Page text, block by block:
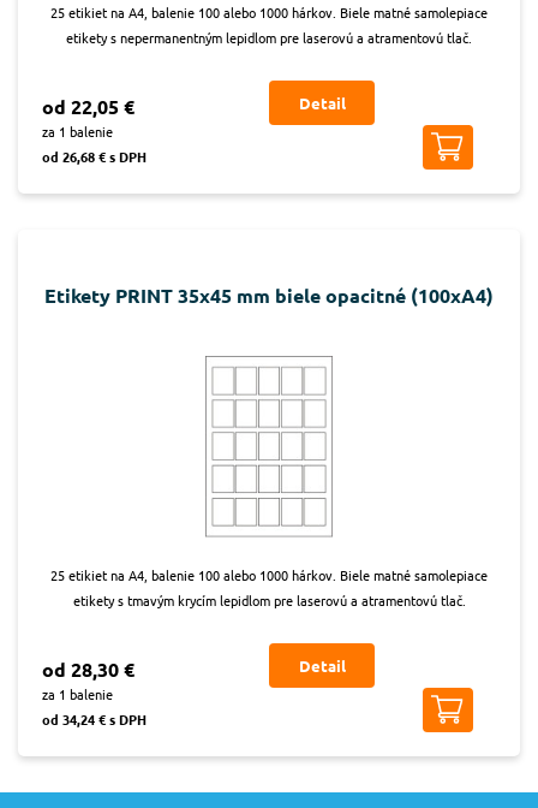
25 etikiet na A4, balenie 100 alebo 1000 hárkov. Biele matné samolepiace
etikety s nepermanentným lepidlom pre laserovú a atramentovú tlač.
od 22,05 €
za 1 balenie
od 26,68 € s DPH
Detail
Etikety PRINT 35x45 mm biele opacitné (100xA4)
25 etikiet na A4, balenie 100 alebo 1000 hárkov. Biele matné samolepiace
etikety s tmavým krycím lepidlom pre laserovú a atramentovú tlač.
od 28,30 €
za 1 balenie
od 34,24 € s DPH
Detail